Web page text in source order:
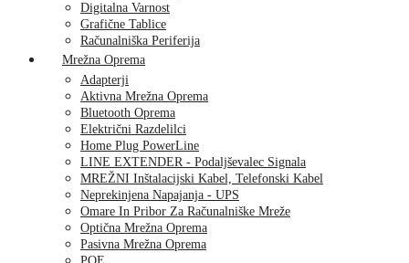
Digitalna Varnost
Grafične Tablice
Računalniška Periferija
Mrežna Oprema
Adapterji
Aktivna Mrežna Oprema
Bluetooth Oprema
Električni Razdelilci
Home Plug PowerLine
LINE EXTENDER - Podaljševalec Signala
MREŽNI Inštalacijski Kabel, Telefonski Kabel
Neprekinjena Napajanja - UPS
Omare In Pribor Za Računalniške Mreže
Optična Mrežna Oprema
Pasivna Mrežna Oprema